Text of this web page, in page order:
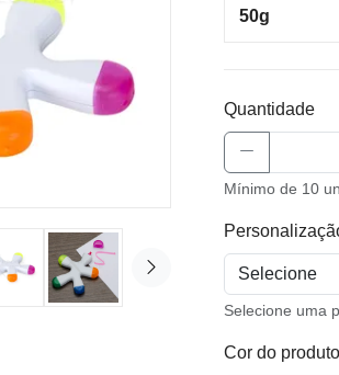
50g
Quantidade
Mínimo de 10
Selecione uma
Cor do produto